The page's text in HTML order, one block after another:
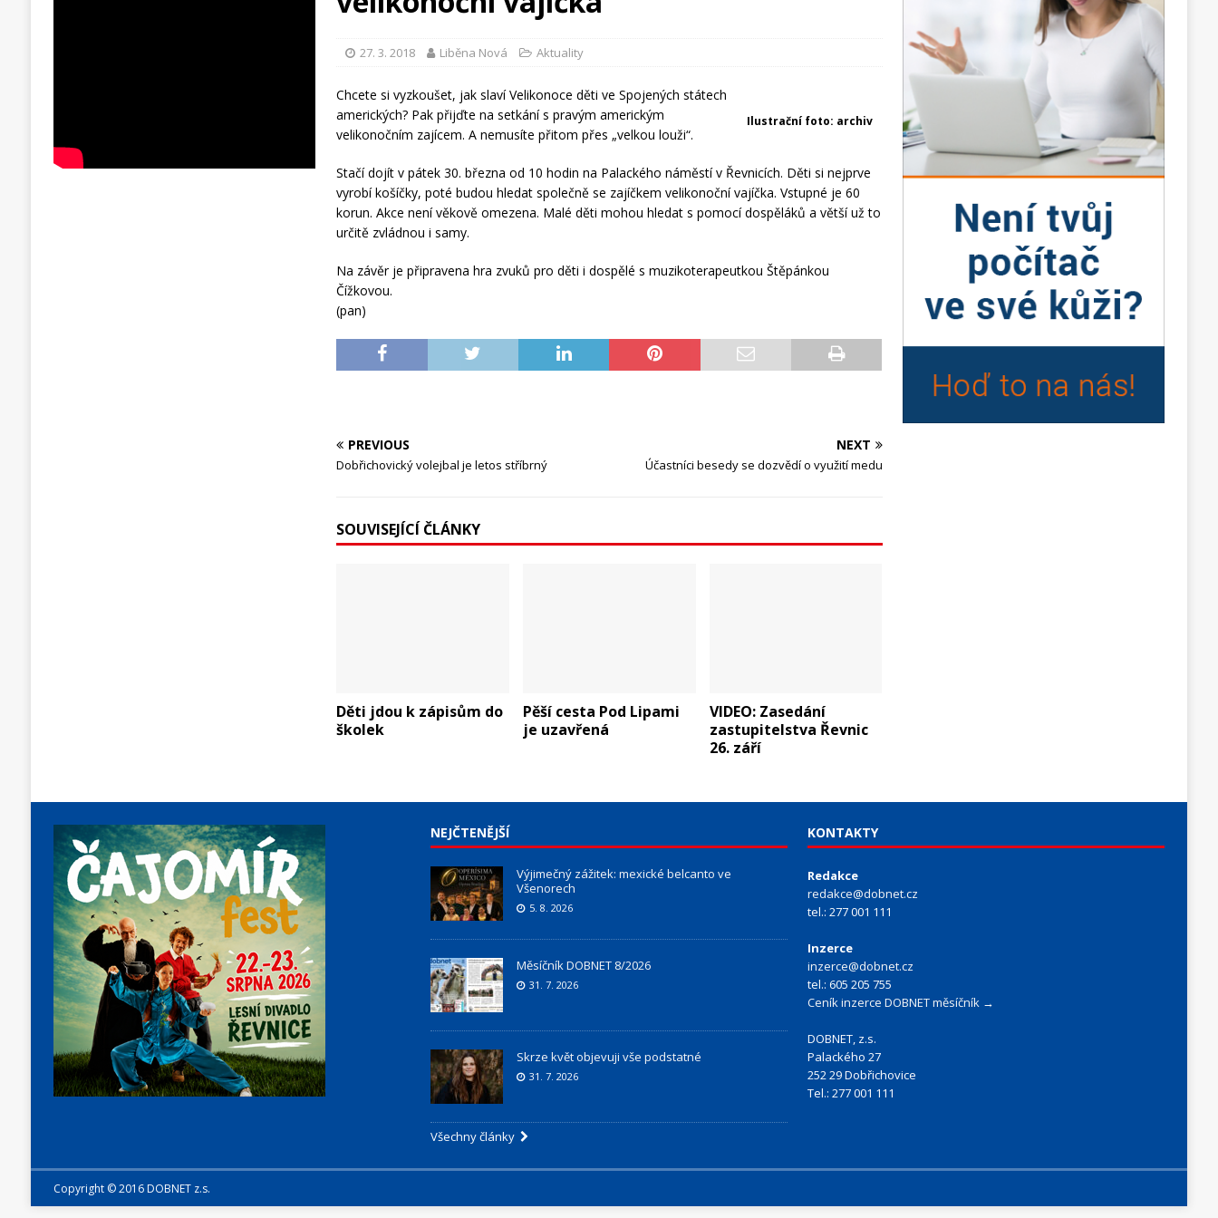
27. 3. 2018 Liběna Nová Aktuality
Ilustrační foto: archiv
Chcete si vyzkoušet, jak slaví Velikonoce děti ve Spojených státech
amerických? Pak přijďte na setkání s pravým americkým
velikonočním zajícem. A nemusíte přitom přes „velkou louži“.
Stačí dojít v pátek 30. března od 10 hodin na Palackého náměstí v Řevnicích. Děti si nejprve
vyrobí košíčky, poté budou hledat společně se zajíčkem velikonoční vajíčka. Vstupné je 60
korun. Akce není věkově omezena. Malé děti mohou hledat s pomocí dospěláků a větší už to
určitě zvládnou i samy.
Na závěr je připravena hra zvuků pro děti i dospělé s muzikoterapeutkou Štěpánkou
Čížkovou.
(pan)
PREVIOUS
Dobřichovický volejbal je letos stříbrný
NEXT
Účastníci besedy se dozvědí o využití medu
SOUVISEJÍCÍ ČLÁNKY
Děti jdou k zápisům do
školek
Pěší cesta Pod Lipami
je uzavřená
VIDEO: Zasedání
zastupitelstva Řevnic
26. září
NEJČTENĚJŠÍ
Výjimečný zážitek: mexické belcanto ve
Všenorech
5. 8. 2026
Měsíčník DOBNET 8/2026
31. 7. 2026
Skrze květ objevuji vše podstatné
31. 7. 2026
Všechny články
KONTAKTY
Redakce
redakce@dobnet.cz
tel.: 277 001 111
Inzerce
inzerce@dobnet.cz
tel.: 605 205 755
Ceník inzerce DOBNET měsíčník →
DOBNET, z.s.
Palackého 27
252 29 Dobřichovice
Tel.: 277 001 111
Copyright © 2016 DOBNET z.s.